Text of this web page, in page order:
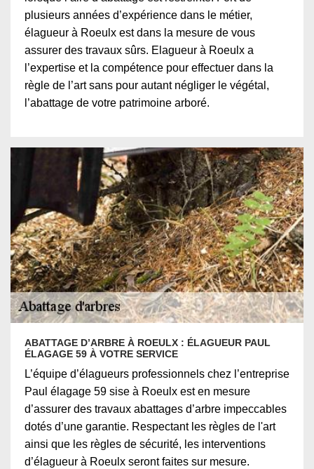
plusieurs années d’expérience dans le métier,
élagueur à Roeulx est dans la mesure de vous
assurer des travaux sûrs. Elagueur à Roeulx a
l’expertise et la compétence pour effectuer dans la
règle de l’art sans pour autant négliger le végétal,
l’abattage de votre patrimoine arboré.
ABATTAGE D’ARBRE À ROEULX : ÉLAGUEUR PAUL
ÉLAGAGE 59 À VOTRE SERVICE
L’équipe d’élagueurs professionnels chez l’entreprise
Paul élagage 59 sise à Roeulx est en mesure
d’assurer des travaux abattages d’arbre impeccables
dotés d’une garantie. Respectant les règles de l'art
ainsi que les règles de sécurité, les interventions
d’élagueur à Roeulx seront faites sur mesure.